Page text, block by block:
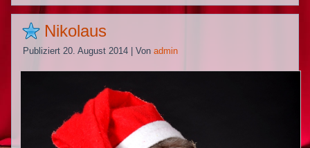
Nikolaus
Publiziert 20. August 2014 |Von admin